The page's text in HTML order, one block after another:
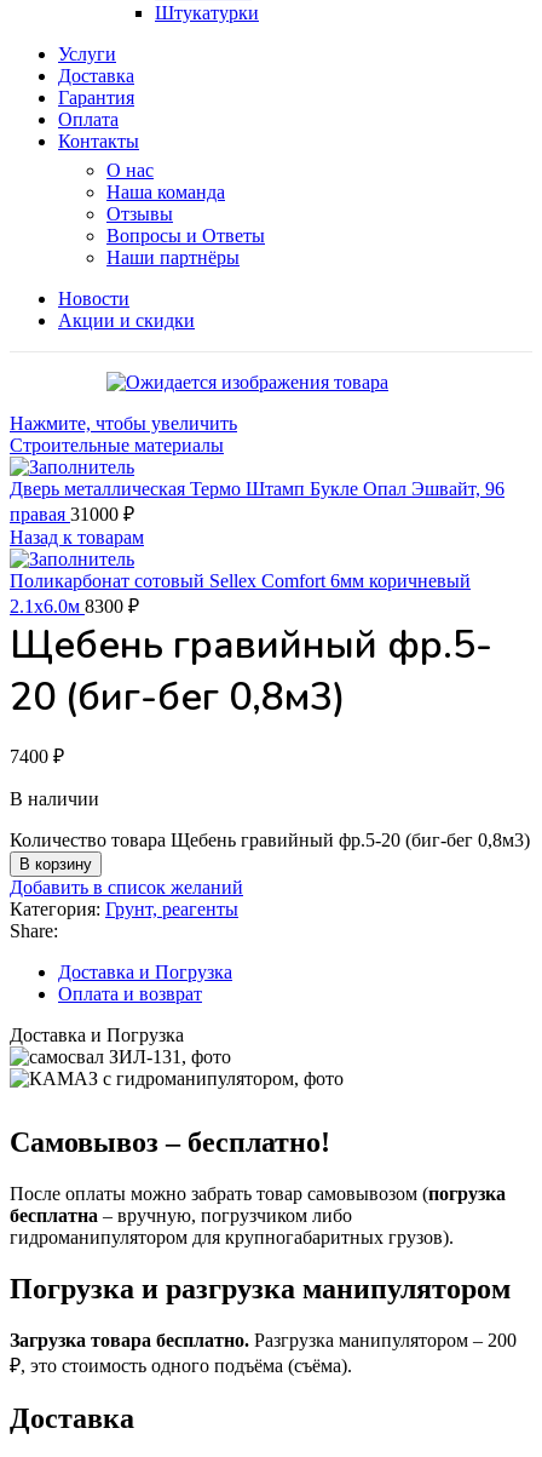
Штукатурки
Услуги
Доставка
Гарантия
Оплата
Контакты
О нас
Наша команда
Отзывы
Вопросы и Ответы
Наши партнёры
Новости
Акции и скидки
Нажмите, чтобы увеличить
Строительные материалы
Дверь металлическая Термо Штамп Букле Опал Эшвайт, 96
правая 31000 ₽
Назад к товарам
Поликарбонат сотовый Sellex Comfort 6мм коричневый
2.1х6.0м 8300 ₽
Щебень гравийный фр.5-
20 (биг-бег 0,8м3)
7400 ₽
В наличии
Количество товара Щебень гравийный фр.5-20 (биг-бег 0,8м3)
В корзину
Добавить в список желаний
Категория: Грунт, реагенты
Share:
Доставка и Погрузка
Оплата и возврат
Доставка и Погрузка
Самовывоз – бесплатно!
После оплаты можно забрать товар самовывозом (погрузка
бесплатна – вручную, погрузчиком либо
гидроманипулятором для крупногабаритных грузов).
Погрузка и разгрузка манипулятором
Загрузка товара бесплатно. Разгрузка манипулятором – 200
₽, это стоимость одного подъёма (съёма).
Доставка